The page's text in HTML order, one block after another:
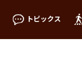
トピックス